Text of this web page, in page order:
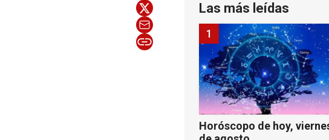
Las más leídas
Horóscopo de hoy,
1